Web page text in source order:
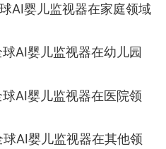
AI婴儿监视器在家庭领域
AI婴儿监视器在幼儿园
AI婴儿监视器在医院领
AI婴儿监视器在其他领